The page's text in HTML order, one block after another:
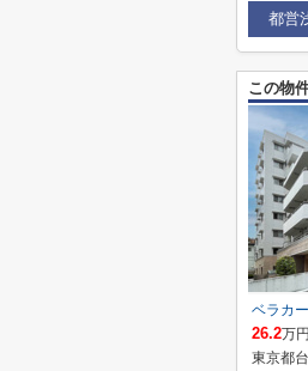
都営
この物
ベラカ
26.2万
東京都